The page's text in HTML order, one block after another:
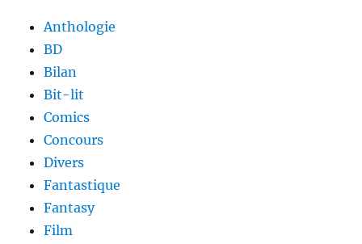
Anthologie
BD
Bilan
Bit-lit
Comics
Concours
Divers
Fantastique
Fantasy
Film